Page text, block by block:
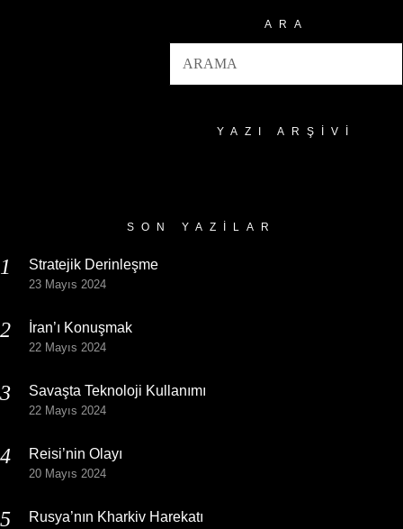
ARA
YAZI ARŞIVI
SON YAZILAR
Stratejik Derinleşme
23 Mayıs 2024
İran’ı Konuşmak
22 Mayıs 2024
Savaşta Teknoloji Kullanımı
22 Mayıs 2024
Reisi’nin Olayı
20 Mayıs 2024
Rusya’nın Kharkiv Harekatı